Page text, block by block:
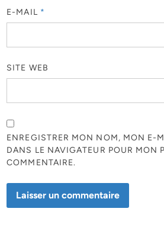
E-MAIL *
SITE WEB
ENREGISTRER MON NOM, MON E-
DANS LE NAVIGATEUR POUR MON
COMMENTAIRE.